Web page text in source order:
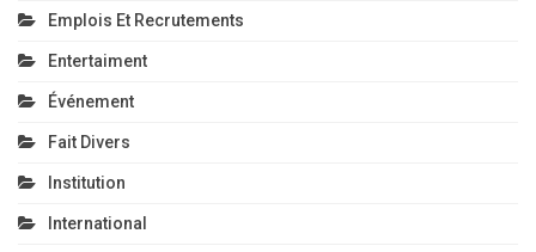
Emplois Et Recrutements
Entertaiment
Événement
Fait Divers
Institution
International